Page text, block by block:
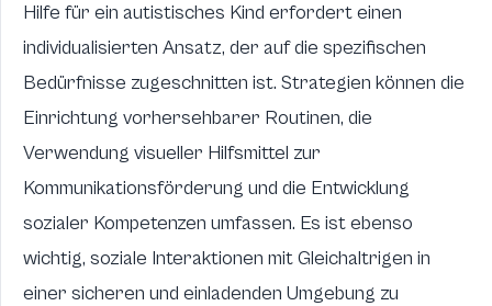
Hilfe für ein autistisches Kind erfordert einen
individualisierten Ansatz, der auf die spezifischen
Bedürfnisse zugeschnitten ist. Strategien können die
Einrichtung vorhersehbarer Routinen, die
Verwendung visueller Hilfsmittel zur
Kommunikationsförderung und die Entwicklung
sozialer Kompetenzen umfassen. Es ist ebenso
wichtig, soziale Interaktionen mit Gleichaltrigen in
einer sicheren und einladenden Umgebung zu